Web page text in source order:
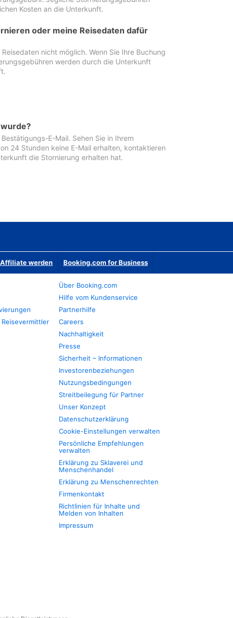
Kosten an die Unterkunft.
oder meine Reisedaten dafür
nicht möglich. Wenn Sie Ihre Buchung
werden durch die Unterkunft
E-Mail. Sehen Sie in Ihrem
24 Stunden keine E-Mail erhalten, kontaktieren
die Stornierung erhalten hat.
Affiliate werden Booking.com for Business
Über Booking.com
Hilfe vom Kundenservice
Partnerhilfe
Careers
Nachhaltigkeit
Presse
Sicherheit – Informationen
Investorenbeziehungen
Nutzungsbedingungen
Streitbeilegung für Partner
Unser Konzept
Datenschutzerklärung
Cookie-Einstellungen verwalten
Persönliche Empfehlungen
verwalten
Erklärung zu Sklaverei und
Menschenhandel
Erklärung zu Menschenrechten
Firmenkontakt
Richtlinien für Inhalte und
Melden von Inhalten
Impressum